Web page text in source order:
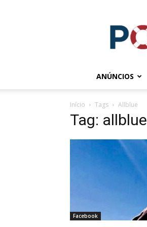
ANÚNCIOS
Início Tags Allblue
Tag: allblue
Facebook